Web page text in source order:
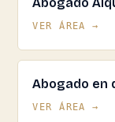
VER ÁREA →
Abogado en
VER ÁREA →